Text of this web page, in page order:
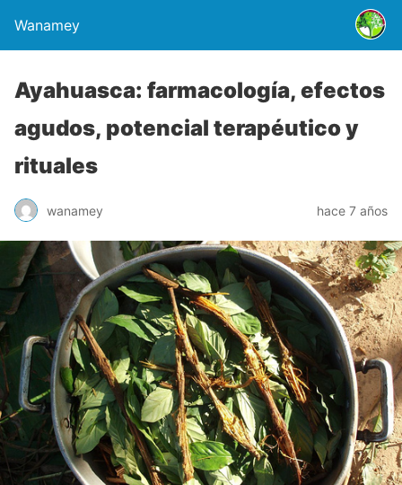
Wanamey
Ayahuasca: farmacología, efectos
agudos, potencial terapéutico y
rituales
wanamey hace 7 años